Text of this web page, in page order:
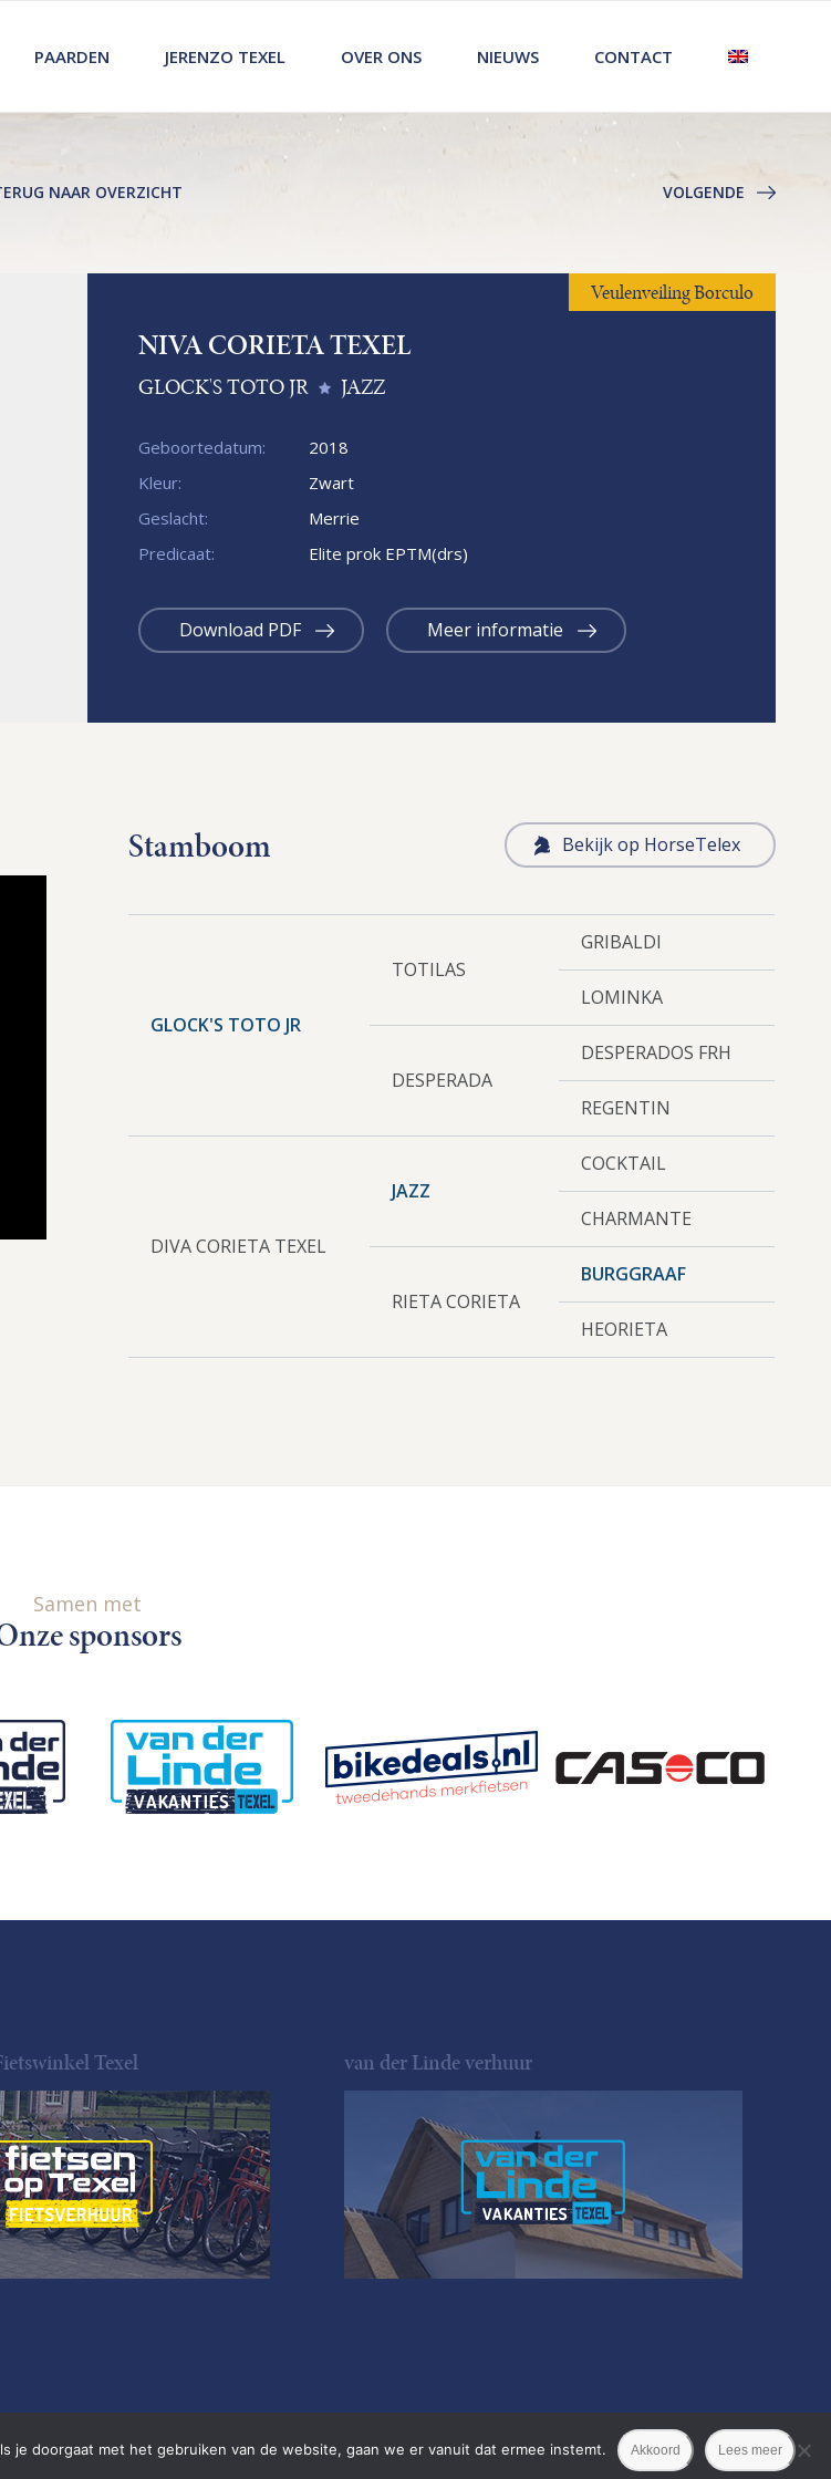
PAARDEN JERENZO TEXEL OVER ONS NIEUWS CONTACT
NAAR OVERZICHT VOLGENDE
Veulenveiling Borculo
NIVA CORIETA TEXEL
GLOCK'S TOTO JR JAZZ
Geboortedatum:
2018
Kleur:
Zwart
Geslacht:
Merrie
Predicaat:
Elite prok EPTM(drs)
Download PDF Meer informatie
Stamboom Bekijk op HorseTelex
GLOCK'S TOTO JR
TOTILAS
GRIBALDI
LOMINKA
DESPERADA
DESPERADOS FRH
REGENTIN
DIVA CORIETA TEXEL
JAZZ
COCKTAIL
CHARMANTE
RIETA CORIETA
BURGGRAAF
HEORIETA
Samen met
sponsors
Texel van der Linde verhuur
je doorgaat met het gebruiken van de website, gaan we er vanuit dat ermee instemt. Akkoord Lees meer